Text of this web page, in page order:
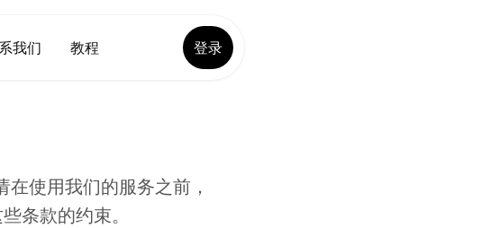
我们 教程 登录
在使用我们的服务之前，
条款的约束。